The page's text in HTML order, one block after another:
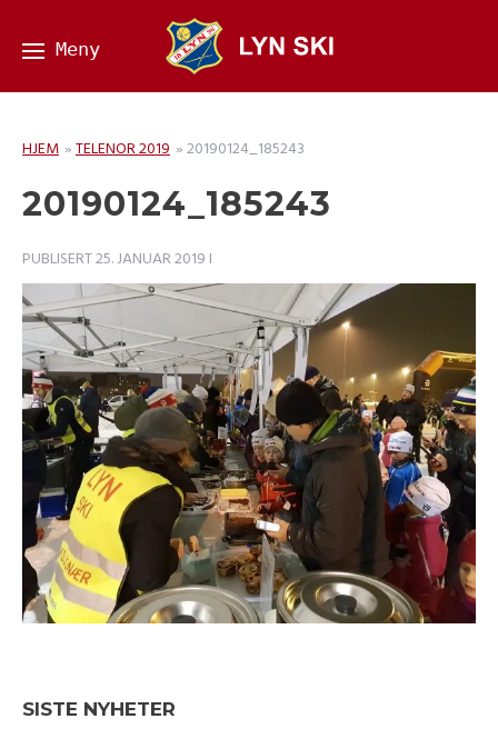
HJEM »TELENOR 2019 »20190124_185243
20190124_185243
PUBLISERT25. JANUAR 2019 I
SISTE NYHETER